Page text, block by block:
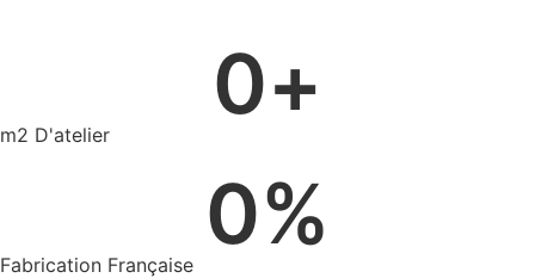
0+
m2 D'atelier
0%
Fabrication Française